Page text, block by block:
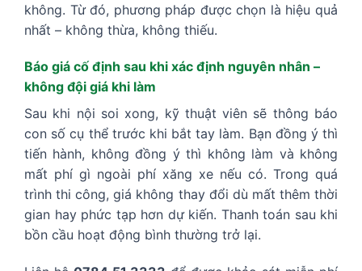
không. Từ đó, phương pháp được chọn là hiệu quả
nhất – không thừa, không thiếu.
Báo giá cố định sau khi xác định nguyên nhân –
không đội giá khi làm
Sau khi nội soi xong, kỹ thuật viên sẽ thông báo
con số cụ thể trước khi bắt tay làm. Bạn đồng ý thì
tiến hành, không đồng ý thì không làm và không
mất phí gì ngoài phí xăng xe nếu có. Trong quá
trình thi công, giá không thay đổi dù mất thêm thời
gian hay phức tạp hơn dự kiến. Thanh toán sau khi
bồn cầu hoạt động bình thường trở lại.